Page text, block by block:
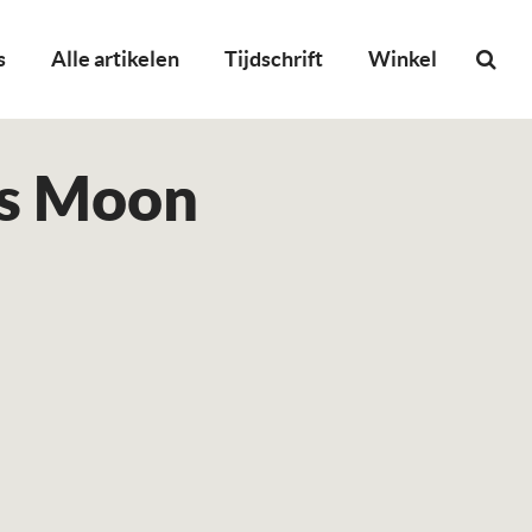
Alle artikelen Tijdschrift Winkel
Moon